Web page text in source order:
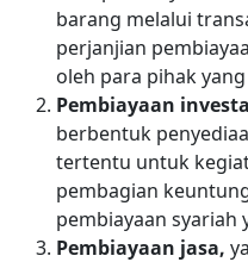
barang melalui
perjanjian
oleh para pihak
Pembiayaan
berbentuk
tertentu untuk
pembagian
pembiayaan syariah
Pembiayaan jasa,